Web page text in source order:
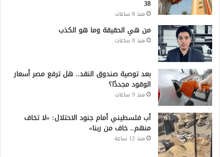
38
منذ 8 ساعات
من هي الحقيقة وما هو الكذب
منذ 8 ساعات
بعد توصية صندوق النقد.. هل ترفع مصر أسعار
الوقود مجددًا؟
منذ 9 ساعات
أب فلسطيني أمام جنود الاحتلال: «لا تخاف
منهم.. خاف من ربنا»
منذ 12 ساعة